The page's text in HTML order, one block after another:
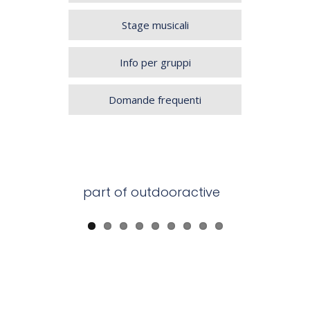
Stage musicali
Info per gruppi
Domande frequenti
part of outdooractive